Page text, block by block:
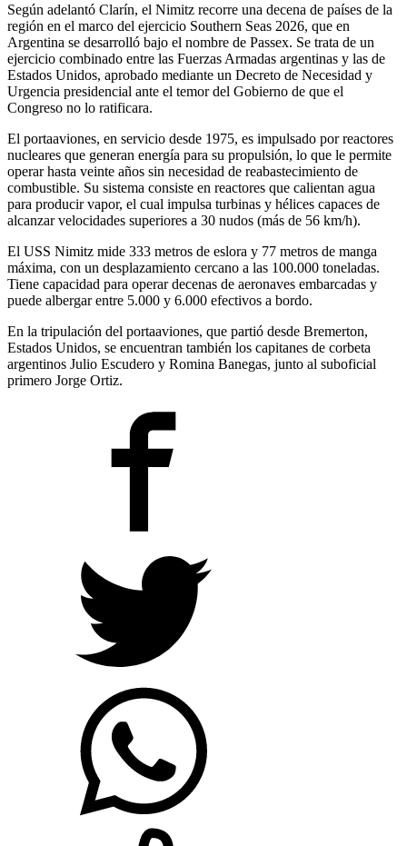
Según adelantó Clarín, el Nimitz recorre una decena de países de la
región en el marco del ejercicio Southern Seas 2026, que en
Argentina se desarrolló bajo el nombre de Passex. Se trata de un
ejercicio combinado entre las Fuerzas Armadas argentinas y las de
Estados Unidos, aprobado mediante un Decreto de Necesidad y
Urgencia presidencial ante el temor del Gobierno de que el
Congreso no lo ratificara.
El portaaviones, en servicio desde 1975, es impulsado por reactores
nucleares que generan energía para su propulsión, lo que le permite
operar hasta veinte años sin necesidad de reabastecimiento de
combustible. Su sistema consiste en reactores que calientan agua
para producir vapor, el cual impulsa turbinas y hélices capaces de
alcanzar velocidades superiores a 30 nudos (más de 56 km/h).
El USS Nimitz mide 333 metros de eslora y 77 metros de manga
máxima, con un desplazamiento cercano a las 100.000 toneladas.
Tiene capacidad para operar decenas de aeronaves embarcadas y
puede albergar entre 5.000 y 6.000 efectivos a bordo.
En la tripulación del portaaviones, que partió desde Bremerton,
Estados Unidos, se encuentran también los capitanes de corbeta
argentinos Julio Escudero y Romina Banegas, junto al suboficial
primero Jorge Ortiz.